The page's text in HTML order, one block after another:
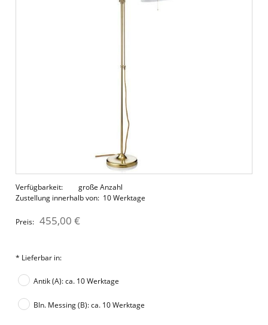
Verfügbarkeit:
große Anzahl
Zustellung innerhalb von: 10 Werktage
Preis: 455,00 €
* Lieferbar in:
Antik (A): ca. 10 Werktage
Bln. Messing (B): ca. 10 Werktage